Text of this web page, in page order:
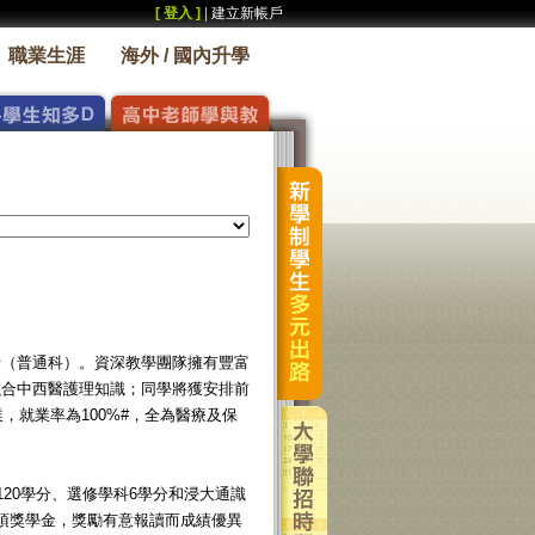
[ 登入 ] 建立新帳戶
職業生涯 海外 / 國內升學
普通科）。資深教學團隊擁有豐富
中西醫護理知識；同學將獲安排前
就業率為100%#，全為醫療及保
學分、選修學科6學分和浸大通識
獎學金，獎勵有意報讀而成績優異